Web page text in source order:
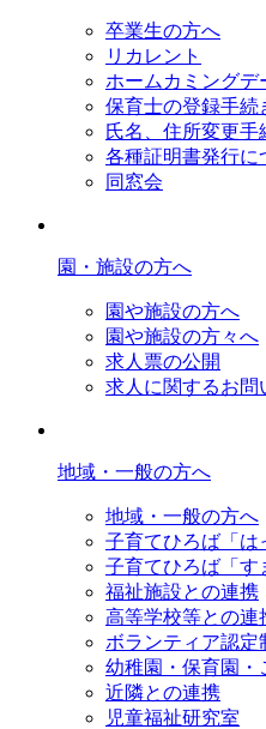
卒業生の方へ
リカレント
ホームカミングデ
保育士の登録手続
氏名、住所変更手
各種証明書発行に
同窓会
園・施設の方へ
園や施設の方へ
園や施設の方々へ
求人票の公開
求人に関するお問
地域・一般の方へ
地域・一般の方へ
子育てひろば「は
子育てひろば「す
福祉施設との連携
高等学校等との連
ボランティア認定
幼稚園・保育園・
近隣との連携
児童福祉研究室